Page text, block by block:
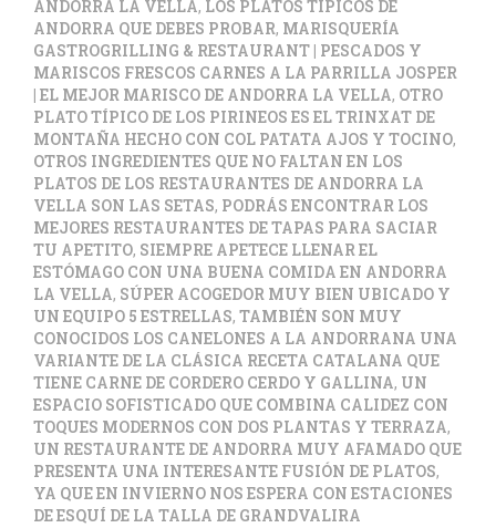
ANDORRA LA VELLA, LOS PLATOS TÍPICOS DE
ANDORRA QUE DEBES PROBAR, MARISQUERÍA
GASTROGRILLING & RESTAURANT | PESCADOS Y
MARISCOS FRESCOS CARNES A LA PARRILLA JOSPER
| EL MEJOR MARISCO DE ANDORRA LA VELLA, OTRO
PLATO TÍPICO DE LOS PIRINEOS ES EL TRINXAT DE
MONTAÑA HECHO CON COL PATATA AJOS Y TOCINO,
OTROS INGREDIENTES QUE NO FALTAN EN LOS
PLATOS DE LOS RESTAURANTES DE ANDORRA LA
VELLA SON LAS SETAS, PODRÁS ENCONTRAR LOS
MEJORES RESTAURANTES DE TAPAS PARA SACIAR
TU APETITO, SIEMPRE APETECE LLENAR EL
ESTÓMAGO CON UNA BUENA COMIDA EN ANDORRA
LA VELLA, SÚPER ACOGEDOR MUY BIEN UBICADO Y
UN EQUIPO 5 ESTRELLAS, TAMBIÉN SON MUY
CONOCIDOS LOS CANELONES A LA ANDORRANA UNA
VARIANTE DE LA CLÁSICA RECETA CATALANA QUE
TIENE CARNE DE CORDERO CERDO Y GALLINA, UN
ESPACIO SOFISTICADO QUE COMBINA CALIDEZ CON
TOQUES MODERNOS CON DOS PLANTAS Y TERRAZA,
UN RESTAURANTE DE ANDORRA MUY AFAMADO QUE
PRESENTA UNA INTERESANTE FUSIÓN DE PLATOS,
YA QUE EN INVIERNO NOS ESPERA CON ESTACIONES
DE ESQUÍ DE LA TALLA DE GRANDVALIRA